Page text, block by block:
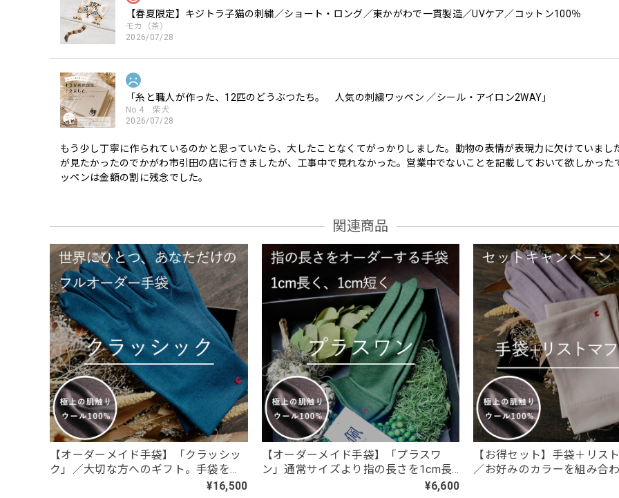
【春夏限定】キジトラ子猫の刺繍／ショート・ロング／東かがわで一貫製造／UVケア／コットン100％
モカ（茶）
2026/07/28
「糸と職人が作った、12匹のどうぶつたち。 人気の刺繍ワッペン ／シール・アイロン2WAY」
No.4 柴犬
2026/07/28
もう少し丁寧に作られているのかと思っていたら、大したことなくてがっかりしました。動物の表情が表現力に欠けていまし
が見たかったのでかがわ市引田の店に行きましたが、工事中で見れなかった。営業中でないことを記載しておいて欲しかった
ッペンは金額の割に残念でした。
No.10 トイプードル白
2026/07/27
トイプードル可愛いです。 特に笑顔のトイプードル、主人がスマホケースに貼って喜んでます。 ありがとうございます。
【春夏限定】キジトラ子猫の刺繍／ショート・ロング／東かがわで一貫製造／UVケア／コットン100％
ブラックレース
2026/07/24
黒レースしか在庫が無かったため、黒レースロングサイズを注文。 黒が入荷したとのことで、黒ロングを注文したが、一週間
送通知が来ない。おそらく在庫切れだったのだろう。在庫切れなら在庫切れと表記して購入できないようにして欲しかったで
みにしていたのに、残念でたまりません
【春夏限定】ハチワレ猫の刺繍／ショート・ロング／東かがわで一貫製造／UVケア／コットン100％
関連商品
【オーダーメイド手袋】「クラッシッ
ク」／大切な方へのギフト。手袋を諦
めていた女性へ。本当にフィットする
¥16,500
【オーダーメイド手袋】「プラスワ
ン」通常サイズより指の長さを1cm長
く、または短くカスタムオーダー／ウ
¥6,600
【お得セット】手袋＋リス
／お好みのカラーを組み合